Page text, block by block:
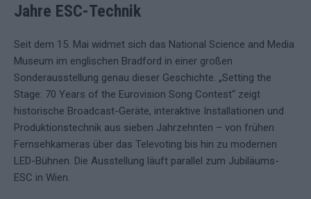
Jahre ESC-Technik
Seit dem 15. Mai widmet sich das National Science and Media
Museum im englischen Bradford in einer großen
Sonderausstellung genau dieser Geschichte. „Setting the
Stage: 70 Years of the Eurovision Song Contest“ zeigt
historische Broadcast-Geräte, interaktive Installationen und
Produktionstechnik aus sieben Jahrzehnten – von frühen
Fernsehkameras über das Televoting bis hin zu modernen
LED-Bühnen. Die Ausstellung läuft parallel zum Jubiläums-
ESC in Wien.